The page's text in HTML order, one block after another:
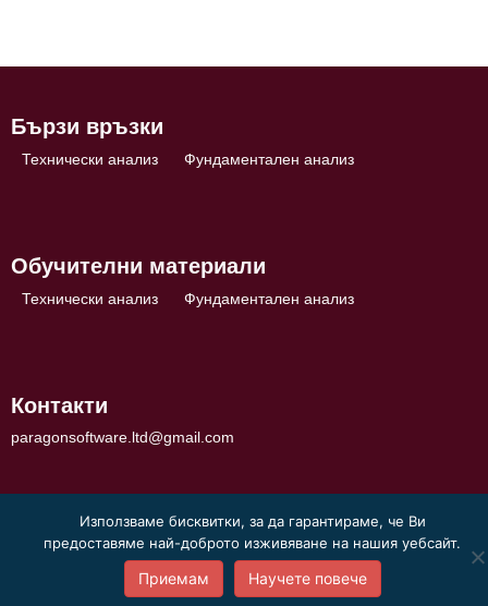
Бързи връзки
Технически анализ Фундаментален анализ
Обучителни материали
Технически анализ Фундаментален анализ
Контакти
paragonsoftware.ltd@gmail.com
Използваме бисквитки, за да гарантираме, че Ви
предоставяме най-доброто изживяване на нашия уебсайт.
Приемам Научете повече